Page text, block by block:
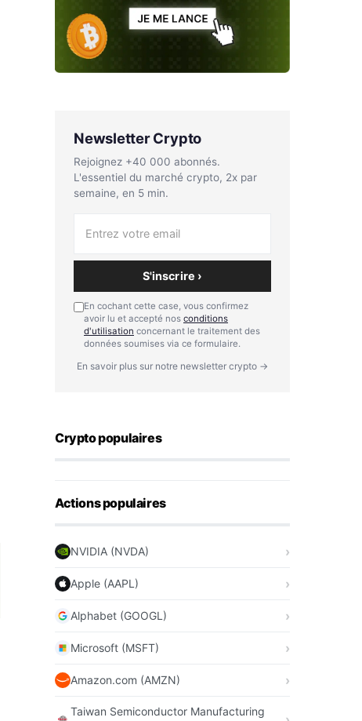
Newsletter Crypto
Rejoignez +40 000 abonnés.
L'essentiel du marché crypto, 2x par
semaine, en 5 min.
S'inscrire ›
En cochant cette case, vous confirmez
avoir lu et accepté nos conditions
d'utilisation concernant le traitement des
données soumises via ce formulaire.
En savoir plus sur notre newsletter crypto →
Crypto populaires
Actions populaires
NVIDIA (NVDA)
Apple (AAPL)
Alphabet (GOOGL)
Microsoft (MSFT)
Amazon.com (AMZN)
Taiwan Semiconductor Manufacturing